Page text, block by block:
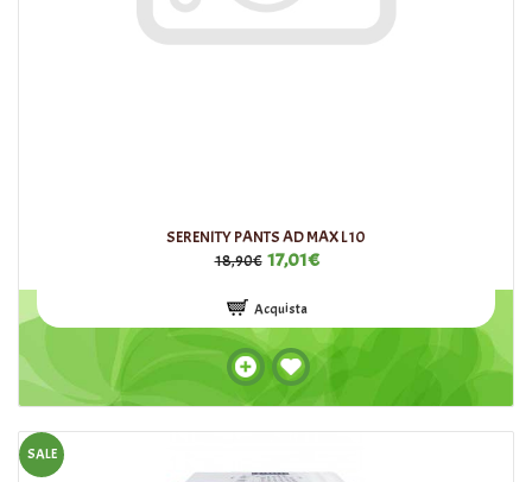
SERENITY PANTS AD MAX L10
18,90€ 17,01€
Acquista
SALE